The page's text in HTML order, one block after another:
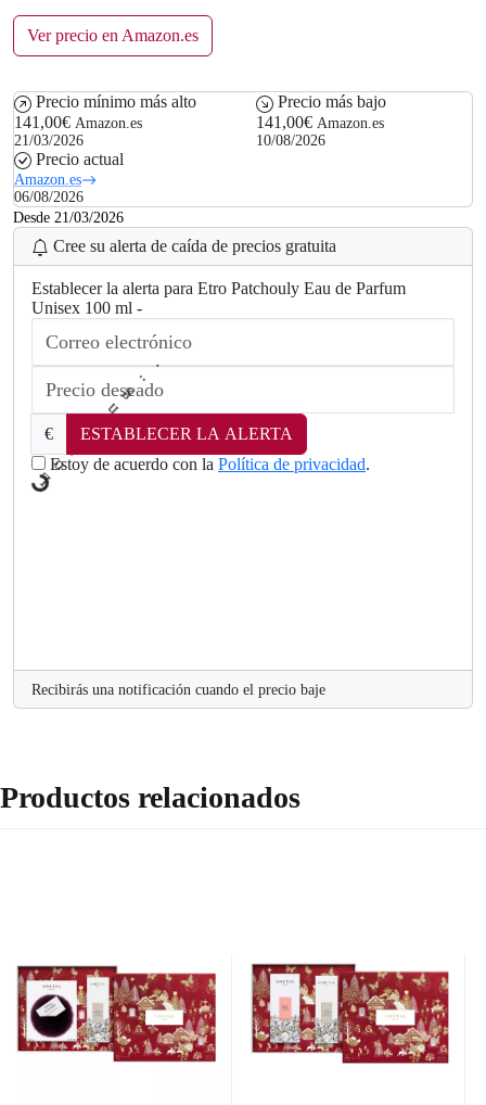
Ver precio en Amazon.es
Precio mínimo más alto
141,00€ Amazon.es
21/03/2026
Precio más bajo
141,00€ Amazon.es
10/08/2026
Precio actual
Amazon.es
06/08/2026
Desde 21/03/2026
Cree su alerta de caída de precios gratuita
Establecer la alerta para Etro Patchouly Eau de Parfum
Unisex 100 ml -
€
ESTABLECER LA ALERTA
Estoy de acuerdo con la Política de privacidad.
L
Recibirás una notificación cuando el precio baje
Productos relacionados